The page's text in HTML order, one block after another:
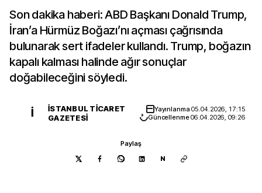
Son dakika haberi: ABD Başkanı Donald Trump,
İran’a Hürmüz Boğazı’nı açması çağrısında
bulunarak sert ifadeler kullandı. Trump, boğazın
kapalı kalması halinde ağır sonuçlar
doğabileceğini söyledi.
İ
İSTANBUL TICARET
GAZETESI
Yayınlanma05.04.2026, 17:15
Güncellenme06.04.2026, 09:26
Paylaş
N